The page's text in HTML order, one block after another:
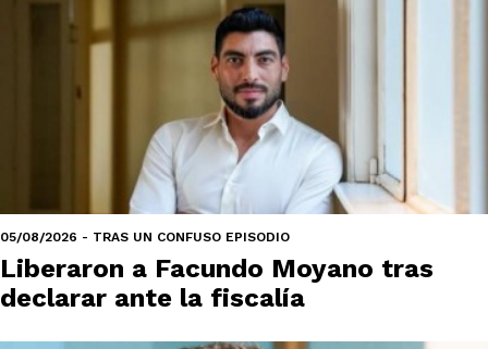
05/08/2026 - TRAS UN CONFUSO EPISODIO
Liberaron a Facundo Moyano tras
declarar ante la fiscalía